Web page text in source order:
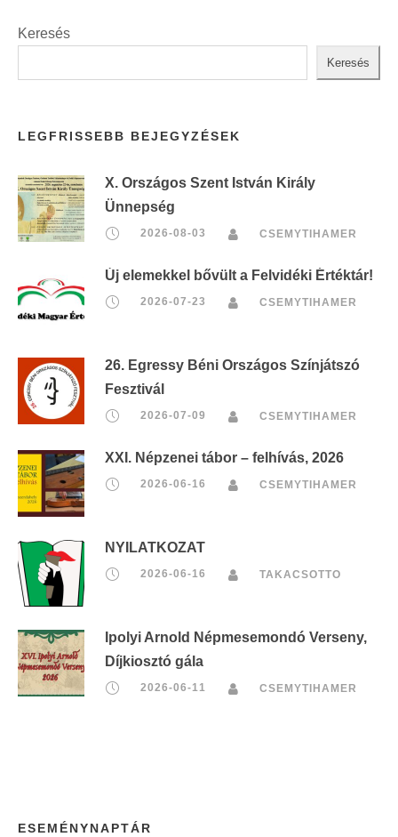
Keresés
Keresés
LEGFRISSEBB BEJEGYZÉSEK
X. Országos Szent István Király
Ünnepség
2026-08-03 CSEMYTIHAMER
Új elemekkel bővült a Felvidéki Értéktár!
2026-07-23 CSEMYTIHAMER
26. Egressy Béni Országos Színjátszó
Fesztivál
2026-07-09 CSEMYTIHAMER
XXI. Népzenei tábor – felhívás, 2026
2026-06-16 CSEMYTIHAMER
NYILATKOZAT
2026-06-16 TAKACSOTTO
Ipolyi Arnold Népmesemondó Verseny,
Díjkiosztó gála
2026-06-11 CSEMYTIHAMER
ESEMÉNYNAPTÁR